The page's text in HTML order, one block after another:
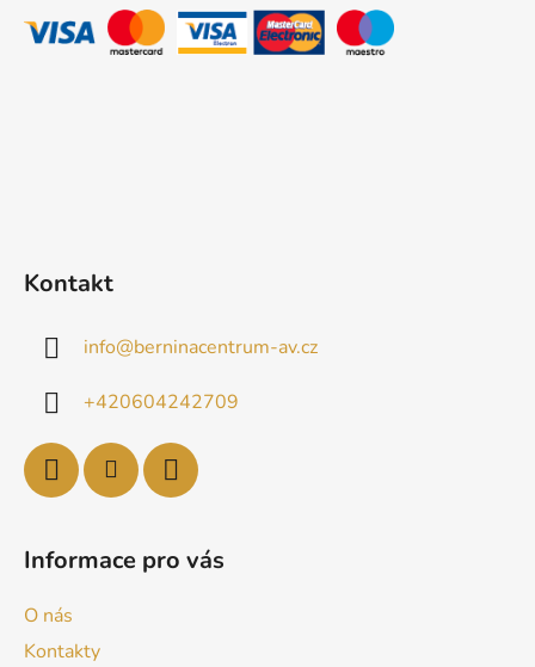
Kontakt
info@berninacentrum-av.cz
+420604242709
Informace pro vás
O nás
Kontakty